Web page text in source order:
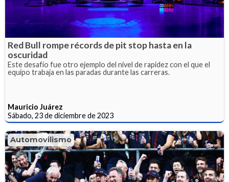
Red Bull rompe récords de pit stop hasta en la
oscuridad
Este desafío fue otro ejemplo del nivel de rapidez con el que el
equipo trabaja en las paradas durante las carreras.
Mauricio Juárez
Sábado, 23 de diciembre de 2023
Automovilismo